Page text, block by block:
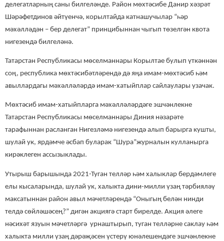
делегатларның саны билгеләнде. Район мөхтәсибе Данир хәзрәт
Шәрәфетдинов әйтүенчә, корылтайда катнашучылар “һәр
мәхәлләдән – бер делегат” принцибыннан чыгып төзелгән квота
нигезендә билгеләнә.
Татарстан Республикасы мөселманнары Корылтае булып үткәннән
соң, республика мөхтәсибәтләрендә дә яңа имам-мөхтәсиб һәм
авыллардагы мәхәлләләрдә имам-хатыйплар сайлаулары узачак.
Мөхтәсиб имам-хатыйпларга мәхәлләләрдәге эшчәнлекне
Татарстан Республикасы мөселманнары Диния нәзарәте
тарафыннан расланган Нигезләмә нигезендә алып барырга кушты,
шулай ук, ярдәмче әсбап буларак “Шура”журналын кулланырга
кирәклеген ассызыклады.
Утырыш барышында 2021-Туган телләр һәм халыклар бердәмлеге
елы кысаларында, шулай ук, халыкта дини-милли үзаң тәрбияләү
максатыннан район авыл мәчетләрендә “Оныгың белән нинди
телдә сөйләшәсең?” дигән акциягә старт бирелде. Акция әлеге
нәсихәт язуын мәчетләргә урнаштырып, туган телләрне саклау һәм
халыкта милли үзаң дәрәҗәсен үстерү юнәлешендәге эшчәнлекне